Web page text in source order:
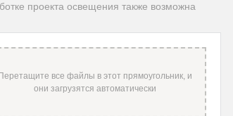
проекта освещения также возможна